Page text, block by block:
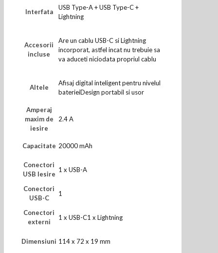
Interfata
USB Type-A + USB Type-C +
Lightning
Accesorii
incluse
Are un cablu USB-C si Lightning
incorporat, astfel incat nu trebuie sa
va aduceti niciodata propriul cablu
Altele
Afisaj digital inteligent pentru nivelul
baterieiDesign portabil si usor
Amperaj
maxim de
iesire
2.4 A
Capacitate 20000 mAh
Conectori
USB Iesire
1 x USB-A
Conectori
USB-C
1
Conectori
externi
1 x USB-C1 x Lightning
Dimensiuni 114 x 72 x 19 mm